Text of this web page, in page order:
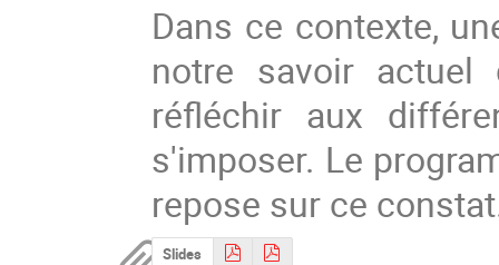
Dans ce contexte,
notre savoir
réfléchir aux
s'imposer. Le
repose sur ce
Slides